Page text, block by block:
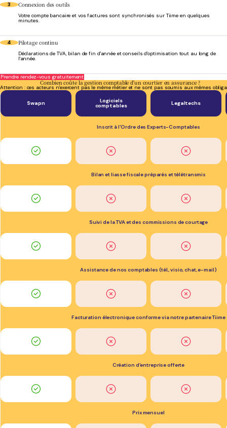
3 Connexion des outils
Votre compte bancaire et vos factures sont synchronisés sur Tiime en quelques
minutes.
4 Pilotage continu
Déclarations de TVA, bilan de fin d'année et conseils d'optimisation tout au long de
l'année.
Prendre rendez-vous gratuitement
Combien coûte la gestion comptable d'un courtier en assurance ?
Attention : ces acteurs n'exercent pas le même métier et ne sont pas soumis aux mêmes
Swapn Logiciels
comptables Legaltechs
Inscrit à l'Ordre des Experts-Comptables
Bilan et liasse fiscale préparés et télétransmis
Suivi de la TVA et des commissions de courtage
Assistance de nos comptables (tél., visio, chat, e-mail)
Facturation électronique conforme via notre partenaire Tiime
Création d'entreprise offerte
Prix mensuel